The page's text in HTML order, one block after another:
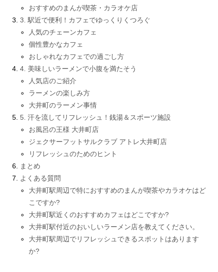
おすすめのまんが喫茶・カラオケ店
3. 駅近で便利！カフェでゆっくりくつろぐ
人気のチェーンカフェ
個性豊かなカフェ
おしゃれなカフェでの過ごし方
4. 美味しいラーメンで小腹を満たそう
人気店のご紹介
ラーメンの楽しみ方
大井町のラーメン事情
5. 汗を流してリフレッシュ！銭湯＆スポーツ施設
お風呂の王様 大井町店
ジェクサーフットサルクラブ アトレ大井町店
リフレッシュのためのヒント
まとめ
よくある質問
大井町駅周辺で特におすすめのまんが喫茶やカラオケはど
こですか?
大井町駅近くのおすすめカフェはどこですか?
大井町駅付近のおいしいラーメン店を教えてください。
大井町駅周辺でリフレッシュできるスポットはあります
か?